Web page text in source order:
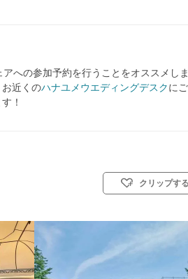
への参加予約を行うことをオススメしま
近くのハナユメウエディングデスクに
！
リスト教式)／神前式／人前式／仏前式／和装人前式
クリップする